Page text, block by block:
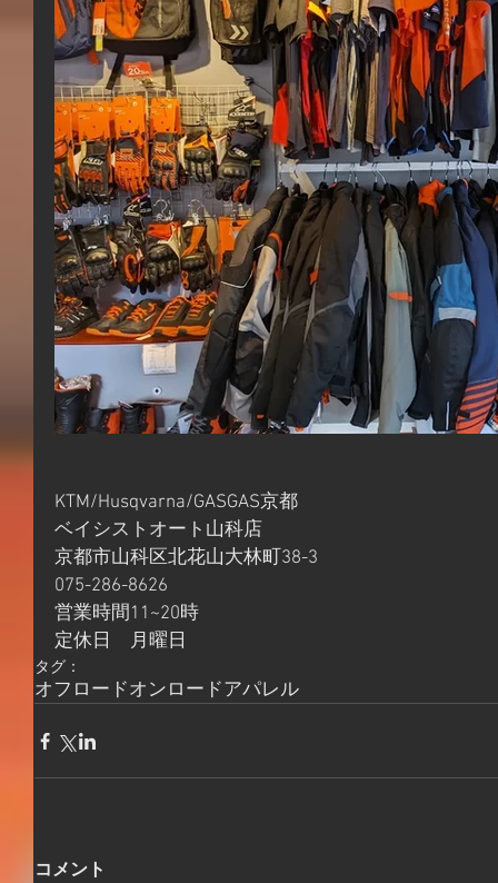
KTM/Husqvarna/GASGAS京都
ベイシストオート山科店
京都市山科区北花山大林町38-3
075-286-8626
営業時間11~20時
定休日　月曜日
タグ：
オフロードオンロードアパレル
コメント